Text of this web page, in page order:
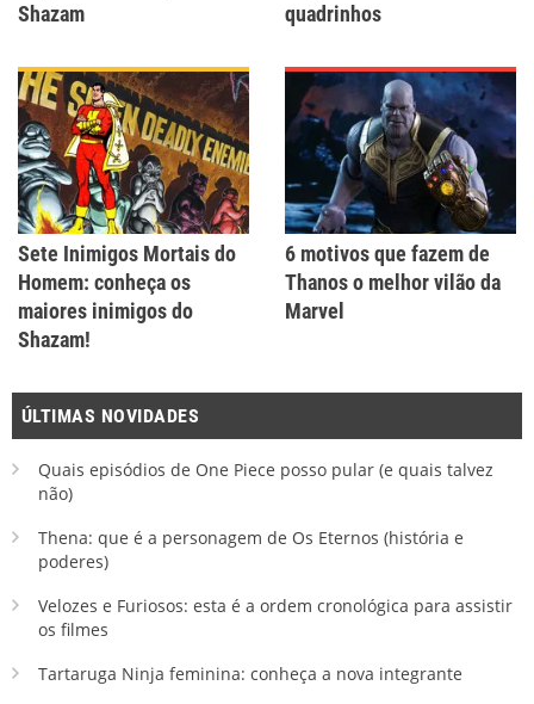
Shazam
quadrinhos
Sete Inimigos Mortais do
Homem: conheça os
maiores inimigos do
Shazam!
6 motivos que fazem de
Thanos o melhor vilão da
Marvel
ÚLTIMAS NOVIDADES
Quais episódios de One Piece posso pular (e quais talvez
não)
Thena: que é a personagem de Os Eternos (história e
poderes)
Velozes e Furiosos: esta é a ordem cronológica para assistir
os filmes
Tartaruga Ninja feminina: conheça a nova integrante